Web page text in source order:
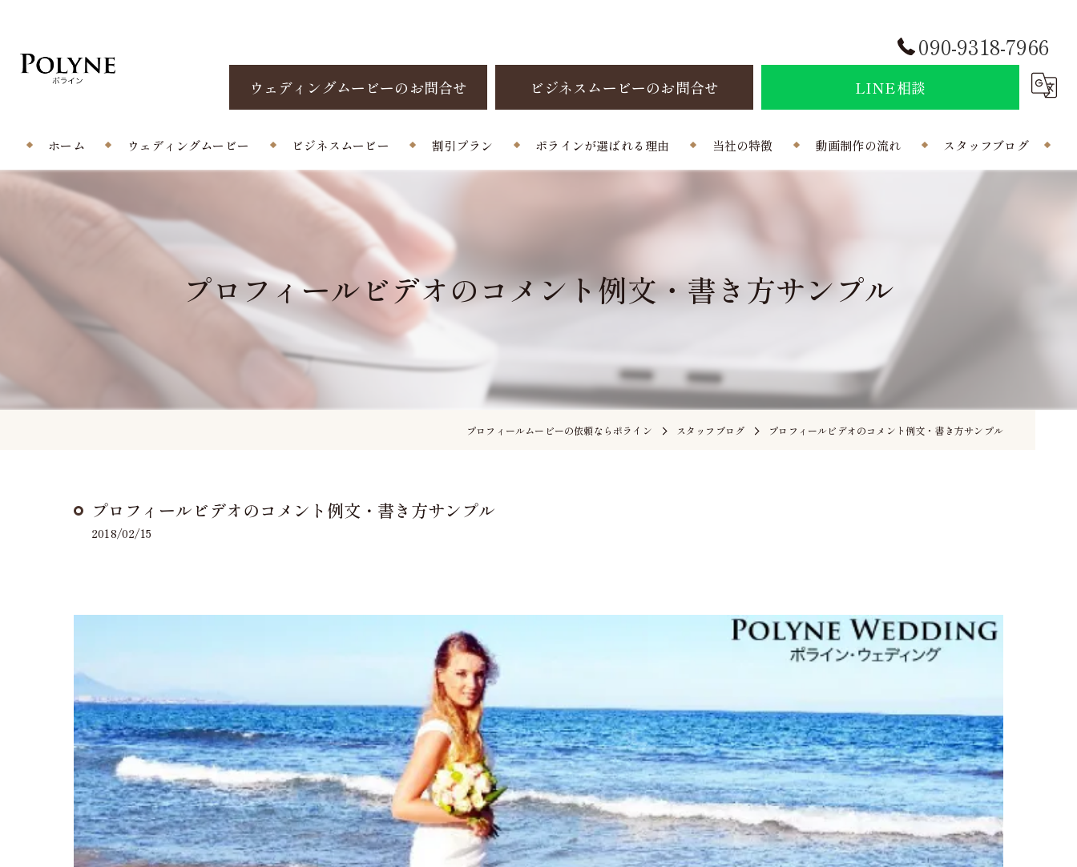
090-9318-7966
ウェディングムービーのお問合せ ビジネスムービーのお問合せ LINE相談
ホーム ウェディングムービー
エンドロール/当日撮影
オープニングムービー
ビジネスムービー 割引プラン ポラインが選ばれる理由 当社の特徴
結婚式
曲
動画制作の流れ スタッフブログ
ポラインのコラム
プロフィールビデオのコメント例文・書き方サンプル
プロフィールムービーの依頼ならポライン スタッフブログ プロフィールビデオのコメント例文・書き方サンプル
プロフィールビデオのコメント例文・書き方サンプル
2018/02/15